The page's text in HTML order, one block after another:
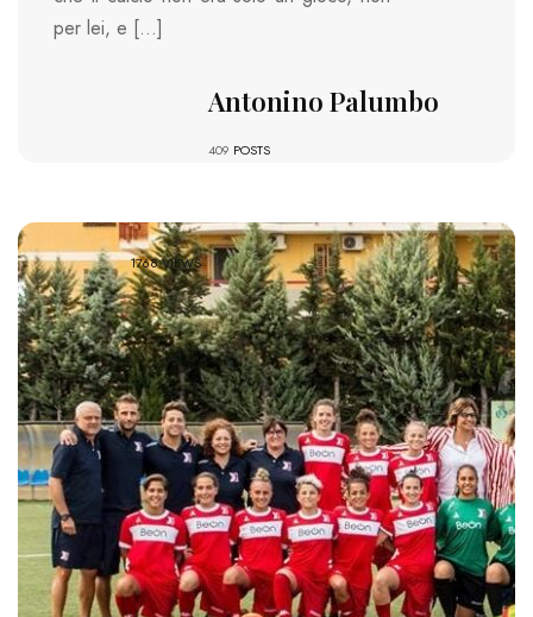
per lei, e […]
Antonino Palumbo
409 POSTS
1768 VIEWS